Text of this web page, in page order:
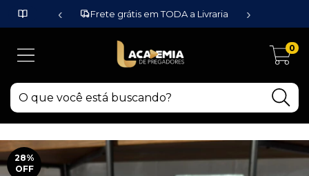
0
28%
OFF
‹ Frete grátis em TODA a Livraria ›